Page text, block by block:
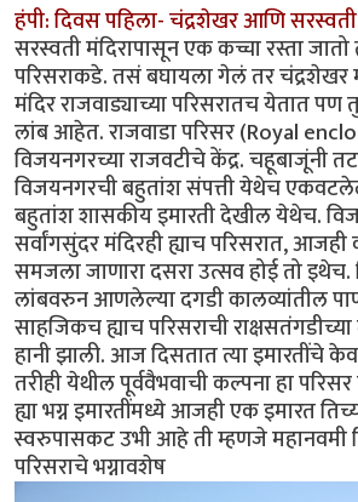
हंपी: दिवस पहिला- चंद्रशेखर आणि
सरस्वती मंदिरापासून एक कच्चा रस्ता जातो
परिसराकडे. तसं बघायला गेलं तर चंद्रशेखर
मंदिर राजवाड्याच्या परिसरातच येतात
लांब आहेत. राजवाडा परिसर (Royal
विजयनगरच्या राजवटीचे केंद्र. चहूबाजूंनी
विजयनगरची बहुतांश संपत्ती येथेच
बहुतांश शासकीय इमारती देखील येथेच.
सर्वांगसुंदर मंदिरही ह्याच परिसरात, आजही
समजला जाणारा दसरा उत्सव होई तो
लांबवरुन आणलेल्या दगडी कालव्यांतील
साहजिकच ह्याच परिसराची
हानी झाली. आज दिसतात त्या
तरीही येथील पूर्ववैभवाची कल्पना हा
ह्या भग्न इमारतींमध्ये आजही एक इमारत
स्वरुपासकट उभी आहे ती म्हणजे महानवमी
परिसराचे भग्नावशेष